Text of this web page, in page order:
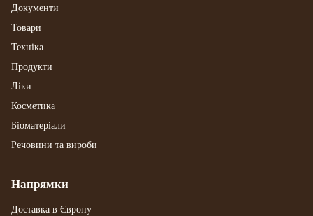
Документи
Товари
Техніка
Продукти
Ліки
Косметика
Біоматеріали
Речовини та вироби
Напрямки
Доставка в Європу